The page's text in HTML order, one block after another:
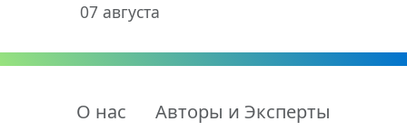
07 августа
О нас
Авторы и Эксперты